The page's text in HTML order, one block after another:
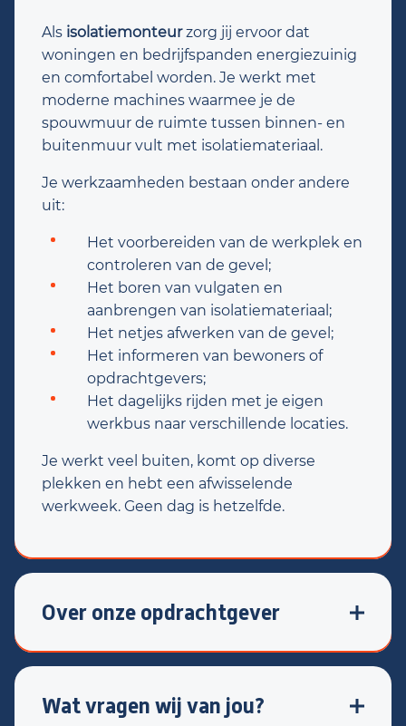
Als isolatiemonteurzorg jij ervoor dat
woningen en bedrijfspanden energiezuinig
en comfortabel worden. Je werkt met
moderne machines waarmee je de
spouwmuur de ruimte tussen binnen- en
buitenmuur vult met isolatiemateriaal.
Je werkzaamheden bestaan onder andere
uit:
Het voorbereiden van de werkplek en
controleren van de gevel;
Het boren van vulgaten en
aanbrengen van isolatiemateriaal;
Het netjes afwerken van de gevel;
Het informeren van bewoners of
opdrachtgevers;
Het dagelijks rijden met je eigen
werkbus naar verschillende locaties.
Je werkt veel buiten, komt op diverse
plekken en hebt een afwisselende
werkweek. Geen dag is hetzelfde.
Over onze opdrachtgever
Onze klantis een gespecialiseerd
verduurzamen van woningen en
bedrijfspanden. Met moderne technieken
Wat vragen wij van jou?